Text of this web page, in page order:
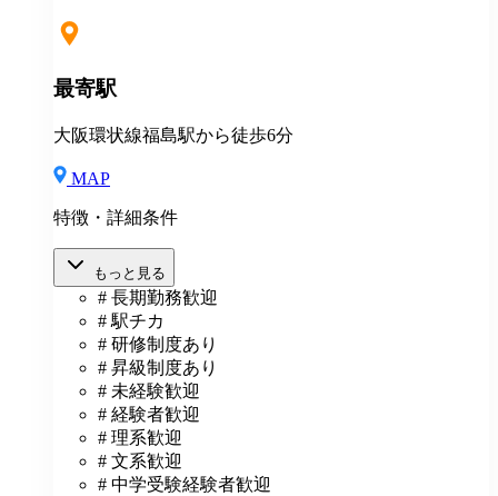
最寄駅
大阪環状線福島駅から徒歩6分
MAP
特徴・詳細条件
もっと見る
# 長期勤務歓迎
# 駅チカ
# 研修制度あり
# 昇級制度あり
# 未経験歓迎
# 経験者歓迎
# 理系歓迎
# 文系歓迎
# 中学受験経験者歓迎